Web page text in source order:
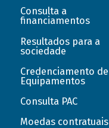
Consulta a
financiamentos
Resultados para a
sociedade
Credenciamento de
Equipamentos
Consulta PAC
Moedas contratuais